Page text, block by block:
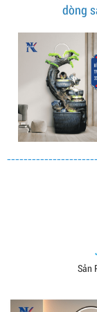
dòng
Sản